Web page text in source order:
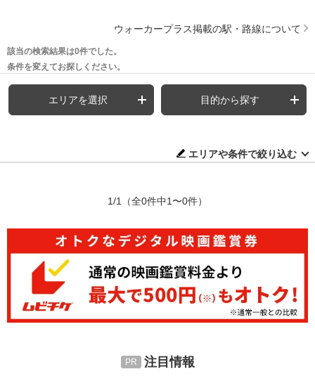
ウォーカープラス掲載の駅・路線について
該当の検索結果は0件でした。
条件を変えてお探しください。
エリアを選択 目的から探す
エリアや条件で絞り込む
1/1 （全0件中1〜0件）
注目情報